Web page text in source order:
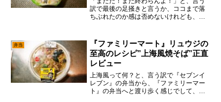
訳で最後の足掻きと言うか、ココまで落
ちぶれたのか感は否めないけれども、あ
『焼肉はせ川』写真集を買う事で、救え
る何かが（略『...
弁当
『ファミリーマート』リュウジの
至高のレシピ”上海風焼そば”正直
レビュー
上海風って何？と、言う訳で『セブンイ
レブン』の弁当から、『ファミリーマー
ト』の弁当へと渡り歩く感じでして、も